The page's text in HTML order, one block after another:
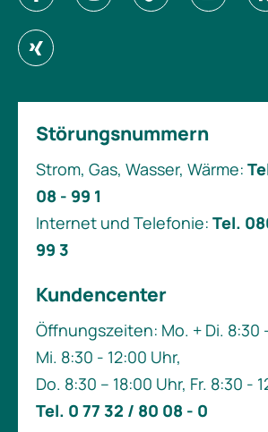
Störungsnummern
Strom, Gas, Wasser, Wärme:
08 - 99 1
Internet und Telefonie: Tel.
99 3
Kundencenter
Öffnungszeiten: Mo. + Di. 8:30
Mi. 8:30 - 12:00 Uhr,
Do. 8:30 – 18:00 Uhr, Fr. 8:30 -
Tel. 0 77 32 / 80 08 - 0